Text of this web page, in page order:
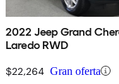
2022 Jeep Grand
Laredo RWD
$22,264 Gran oferta